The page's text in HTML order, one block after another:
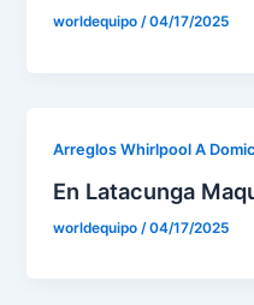
worldequipo/04/17/2025
Arreglos Whirlpool A
En Latacunga
worldequipo /04/17/2025